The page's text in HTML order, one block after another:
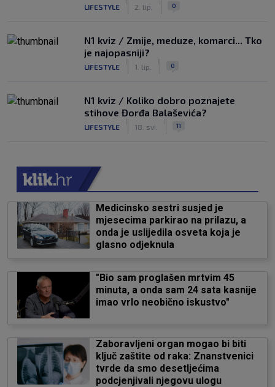
LIFESTYLE 2. lip. 0
N1 kviz / Zmije, meduze, komarci... Tko
je najopasniji?
LIFESTYLE 1. lip. 0
N1 kviz / Koliko dobro poznajete
stihove Đorđa Balaševića?
LIFESTYLE 18. svi. 11
Medicinsko sestri susjed je
mjesecima parkirao na prilazu, a
onda je uslijedila osveta koja je
glasno odjeknula
"Bio sam proglašen mrtvim 45
minuta, a onda sam 24 sata kasnije
imao vrlo neobično iskustvo"
Zaboravljeni organ mogao bi biti
ključ zaštite od raka: Znanstvenici
tvrde da smo desetljećima
podcjenjivali njegovu ulogu